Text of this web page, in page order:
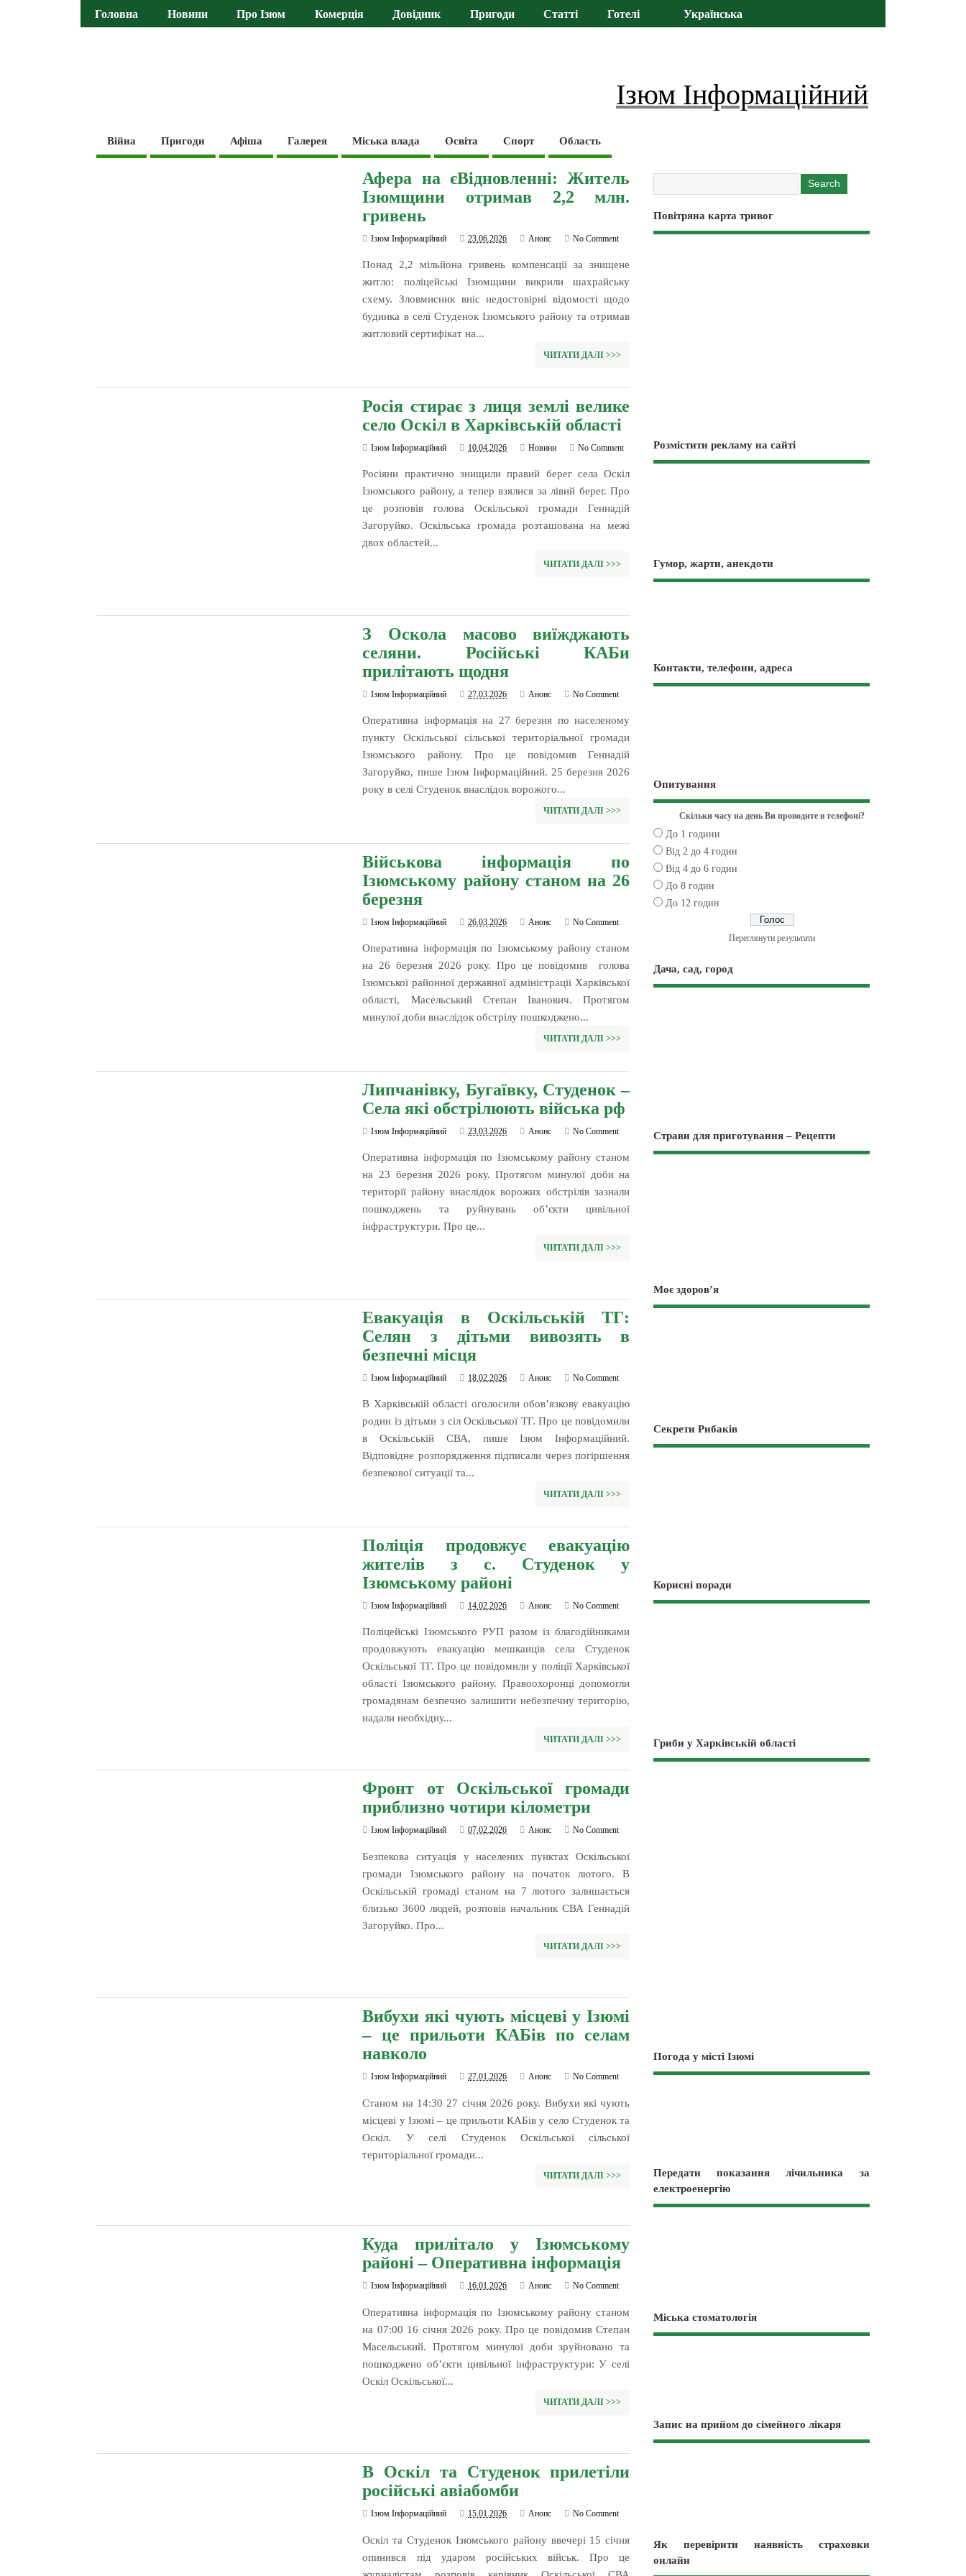
Головна Новини Про Ізюм Комерція Довідник Пригоди Статті Готелі Українська
Ізюм Інформаційний
Війна Пригоди Афіша Галерея Міська влада Освіта Спорт Область
Афера на єВідновленні: Житель
Ізюмщини отримав 2,2 млн.
гривень
Ізюм Інформаційний 23.06.2026 Анонс No Comment
Понад 2,2 мільйона гривень компенсації за знищене
житло: поліцейські Ізюмщини викрили шахрайську
схему. Зловмисник вніс недостовірні відомості щодо
будинка в селі Студенок Ізюмського району та отримав
житловий сертифікат на...
ЧИТАТИ ДАЛІ >>>
Росія стирає з лиця землі велике
село Оскіл в Харківській області
Ізюм Інформаційний 10.04.2026 Новини No Comment
Росіяни практично знищили правий берег села Оскіл
Ізюмського району, а тепер взялися за лівий берег. Про
це розповів голова Оскільської громади Геннадій
Загоруйко. Оскільська громада розташована на межі
двох областей...
ЧИТАТИ ДАЛІ >>>
З Оскола масово виїжджають
селяни. Російські КАБи
прилітають щодня
Ізюм Інформаційний 27.03.2026 Анонс No Comment
Оперативна інформація на 27 березня по населеному
пункту Оскільської сільської територіальної громади
Ізюмського району. Про це повідомив Геннадій
Загоруйко, пише Ізюм Інформаційний. 25 березня 2026
року в селі Студенок внаслідок ворожого...
ЧИТАТИ ДАЛІ >>>
Військова інформація по
Ізюмському району станом на 26
березня
Ізюм Інформаційний 26.03.2026 Анонс No Comment
Оперативна інформація по Ізюмському району станом
на 26 березня 2026 року. Про це повідомив голова
Ізюмської районної державної адміністрації Харківської
області, Масельський Степан Іванович. Протягом
минулої доби внаслідок обстрілу пошкоджено...
ЧИТАТИ ДАЛІ >>>
Липчанівку, Бугаївку, Студенок –
Села які обстрілюють війська рф
Ізюм Інформаційний 23.03.2026 Анонс No Comment
Оперативна інформація по Ізюмському району станом
на 23 березня 2026 року. Протягом минулої доби на
території району внаслідок ворожих обстрілів зазнали
пошкоджень та руйнувань об’єкти цивільної
інфраструктури. Про це...
ЧИТАТИ ДАЛІ >>>
Евакуація в Оскільській ТГ:
Селян з дітьми вивозять в
безпечні місця
Ізюм Інформаційний 18.02.2026 Анонс No Comment
В Харківській області оголосили обов’язкову евакуацію
родин із дітьми з сіл Оскільської ТГ. Про це повідомили
в Оскільській СВА, пише Ізюм Інформаційний.
Відповідне розпорядження підписали через погіршення
безпекової ситуації та...
ЧИТАТИ ДАЛІ >>>
Поліція продовжує евакуацію
жителів з с. Студенок у
Ізюмському районі
Ізюм Інформаційний 14.02.2026 Анонс No Comment
Поліцейські Ізюмського РУП разом із благодійниками
продовжують евакуацію мешканців села Студенок
Оскільської ТГ. Про це повідомили у поліції Харківської
області Ізюмського району. Правоохоронці допомогли
громадянам безпечно залишити небезпечну територію,
надали необхідну...
ЧИТАТИ ДАЛІ >>>
Фронт от Оскільської громади
приблизно чотири кілометри
Ізюм Інформаційний 07.02.2026 Анонс No Comment
Безпекова ситуація у населених пунктах Оскільської
громади Ізюмського району на початок лютого. В
Оскільській громаді станом на 7 лютого залишається
близько 3600 людей, розповів начальник СВА Геннадій
Загоруйко. Про...
ЧИТАТИ ДАЛІ >>>
Вибухи які чують місцеві у Ізюмі
– це прильоти КАБів по селам
навколо
Ізюм Інформаційний 27.01.2026 Анонс No Comment
Станом на 14:30 27 січня 2026 року. Вибухи які чують
місцеві у Ізюмі – це прильоти КАБів у село Студенок та
Оскіл. У селі Студенок Оскільської сільської
територіальної громади...
ЧИТАТИ ДАЛІ >>>
Куда прилітало у Ізюмському
районі – Оперативна інформація
Ізюм Інформаційний 16.01.2026 Анонс No Comment
Оперативна інформація по Ізюмському району станом
на 07:00 16 січня 2026 року. Про це повідомив Степан
Масельський. Протягом минулої доби зруйновано та
пошкоджено об’єкти цивільної інфраструктури: У селі
Оскіл Оскільської...
ЧИТАТИ ДАЛІ >>>
В Оскіл та Студенок прилетіли
російські авіабомби
Ізюм Інформаційний 15.01.2026 Анонс No Comment
Оскіл та Студенок Ізюмського району ввечері 15 січня
опинився під ударом російських військ. Про це
Повітряна карта тривог
Розмістити рекламу на сайті
Гумор, жарти, анекдоти
Контакти, телефони, адреса
Опитування
Скільки часу на день Ви проводите в телефоні?
До 1 години
Від 2 до 4 годин
Від 4 до 6 годин
До 8 годин
До 12 годин
Переглянути результати
Дача, сад, город
Страви для приготування – Рецепти
Моє здоров’я
Секрети Рибаків
Корисні поради
Гриби у Харківській області
Погода у місті Ізюмі
Передати показання лічильника за
електроенергію
Міська стоматологія
Запис на прийом до сімейного лікаря
Як перевірити наявність страховки
онлайн